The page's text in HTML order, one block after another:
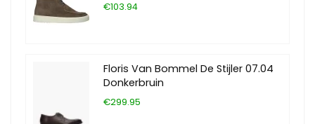
€103.94
Floris Van Bommel De Stijler 07.04
Donkerbruin
€299.95